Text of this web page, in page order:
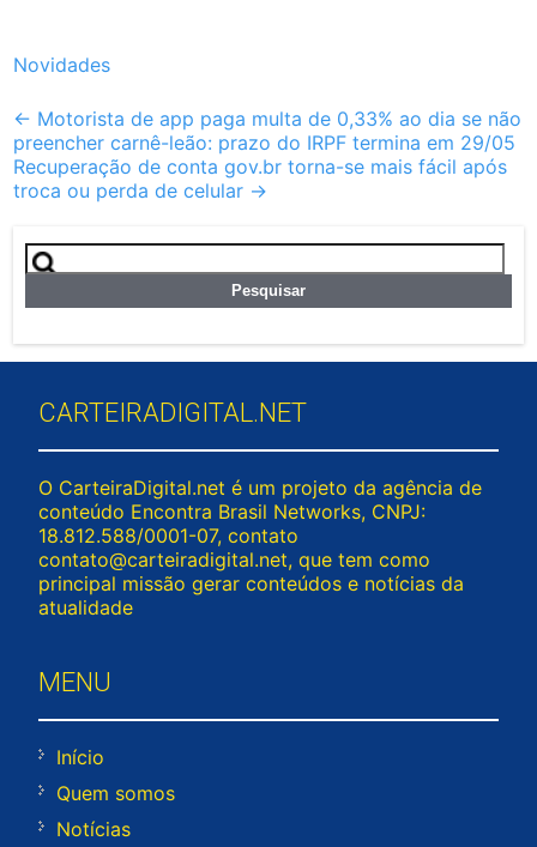
Novidades
Post
navigation
← Motorista de app paga multa de 0,33% ao dia se não
preencher carnê-leão: prazo do IRPF termina em 29/05
Recuperação de conta gov.br torna-se mais fácil após
troca ou perda de celular →
Pesquisar
por:
CARTEIRADIGITAL.NET
O CarteiraDigital.net é um projeto da agência de
conteúdo Encontra Brasil Networks, CNPJ:
18.812.588/0001-07, contato
contato@carteiradigital.net, que tem como
principal missão gerar conteúdos e notícias da
atualidade
MENU
Início
Quem somos
Notícias